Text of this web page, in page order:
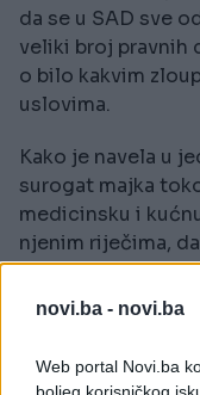
novi.ba - novi.ba
Web portal Novi.ba
da se u SAD sve
veliki broj pravnih
o bilo kakvim
uslovima.
Kako je navela u
surogat majka
medicinsku i
njenim riječima,
koje se često
surogat majci,